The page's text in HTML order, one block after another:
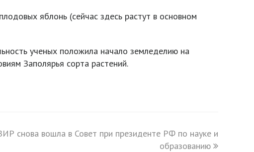
яблонь (сейчас здесь растут в основном
ученых положила начало земледелию на
Заполярья сорта растений.
снова вошла в Совет при президенте РФ по науке и
образованию